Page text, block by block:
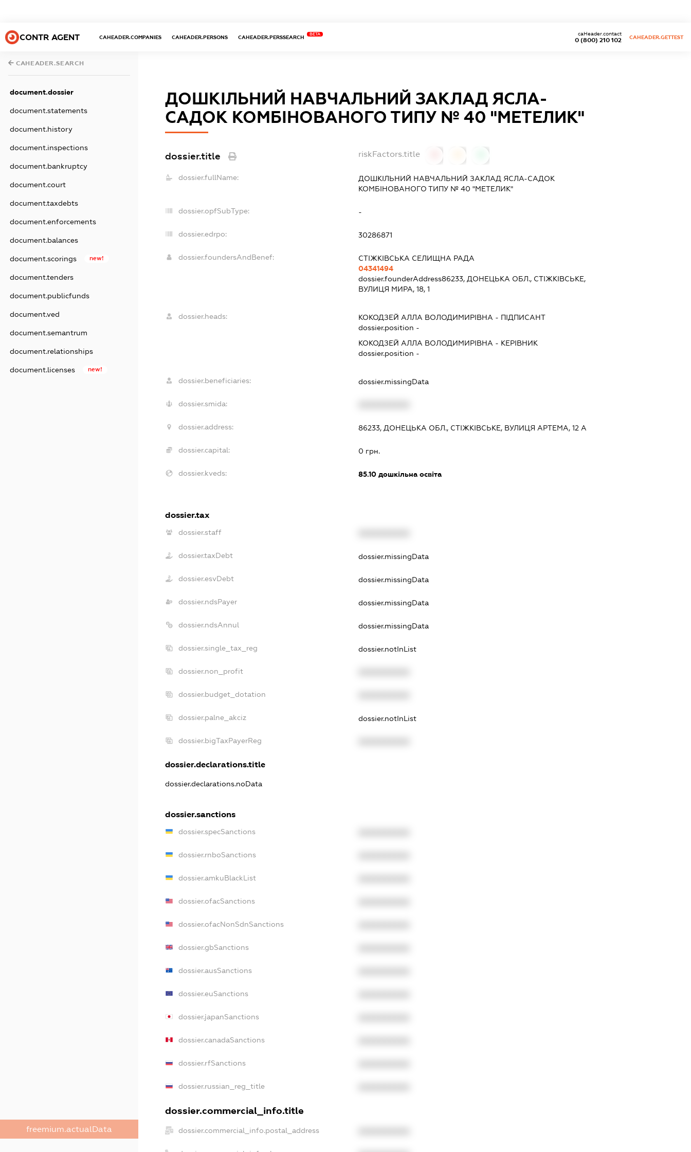
CONTR AGENT CAHEADER.COMPANIES CAHEADER.PERSONS CAHEADER.PERSSEARCH
BETA
0 (800) 210 102
caHeader.contact
CAHEADER.GETTEST
CAHEADER.SEARCH
document.dossier
document.statements
document.history
document.inspections
document.bankruptcy
document.court
document.taxdebts
document.enforcements
document.balances
document.scorings new!
document.tenders
document.publicfunds
document.ved
document.semantrum
document.relationships
document.licenses new!
freemium.actualData
ДОШКІЛЬНИЙ НАВЧАЛЬНИЙ ЗАКЛАД ЯСЛА-
САДОК КОМБІНОВАНОГО ТИПУ № 40 "МЕТЕЛИК"
dossier.title riskFactors.title
dossier.fullName:
ДОШКІЛЬНИЙ НАВЧАЛЬНИЙ ЗАКЛАД ЯСЛА-САДОК
КОМБІНОВАНОГО ТИПУ № 40 "МЕТЕЛИК"
dossier.opfSubType: -
dossier.edrpo: 30286871
dossier.foundersAndBenef:
СТІЖКІВСЬКА СЕЛИЩНА РАДА
04341494
dossier.founderAddress86233, ДОНЕЦЬКА ОБЛ., СТІЖКІВСЬКЕ,
ВУЛИЦЯ МИРА, 18, 1
dossier.heads: КОКОДЗЕЙ АЛЛА ВОЛОДИМИРІВНА - ПІДПИСАНТ
dossier.position -
КОКОДЗЕЙ АЛЛА ВОЛОДИМИРІВНА - КЕРІВНИК
dossier.position -
dossier.beneficiaries: dossier.missingData
dossier.smida:
dossier.address: 86233, ДОНЕЦЬКА ОБЛ., СТІЖКІВСЬКЕ, ВУЛИЦЯ АРТЕМА, 12 А
dossier.capital: 0 грн.
dossier.kveds: 85.10 дошкільна освіта
dossier.tax
dossier.staff
dossier.taxDebt dossier.missingData
dossier.esvDebt dossier.missingData
dossier.ndsPayer dossier.missingData
dossier.ndsAnnul dossier.missingData
dossier.single_tax_reg dossier.notInList
dossier.non_profit
dossier.budget_dotation
dossier.palne_akciz dossier.notInList
dossier.bigTaxPayerReg
dossier.declarations.title
dossier.declarations.noData
dossier.sanctions
dossier.specSanctions
dossier.rnboSanctions
dossier.amkuBlackList
dossier.ofacSanctions
dossier.ofacNonSdnSanctions
dossier.gbSanctions
dossier.ausSanctions
dossier.euSanctions
dossier.japanSanctions
dossier.canadaSanctions
dossier.rfSanctions
dossier.russian_reg_title
dossier.commercial_info.title
dossier.commercial_info.postal_address